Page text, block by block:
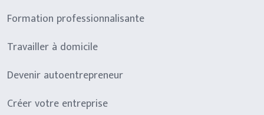
Formation professionnalisante
Travailler à domicile
Devenir autoentrepreneur
Créer votre entreprise